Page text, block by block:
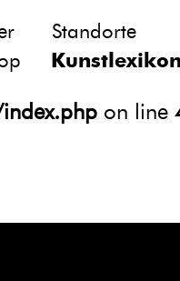
atts in
htdocs/
on line
Standorte